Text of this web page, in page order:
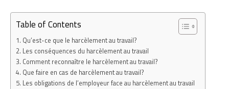
Table of Contents
Qu’est-ce que le harcèlement au travail?
Les conséquences du harcèlement au travail
Comment reconnaître le harcèlement au travail?
Que faire en cas de harcèlement au travail?
Les obligations de l’employeur face au harcèlement au travail